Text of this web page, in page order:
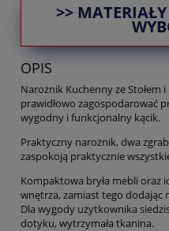
>>
OPIS
Narożnik Kuchenny ze
prawidłowo zagospodarować
wygodny i funkcjonalny kącik.
Praktyczny narożnik, dwa
zaspokoją praktycznie
Kompaktowa bryła mebli oraz
wnętrza, zamiast tego dodając
Dla wygody użytkownika
dotyku, wytrzymała tkanina.